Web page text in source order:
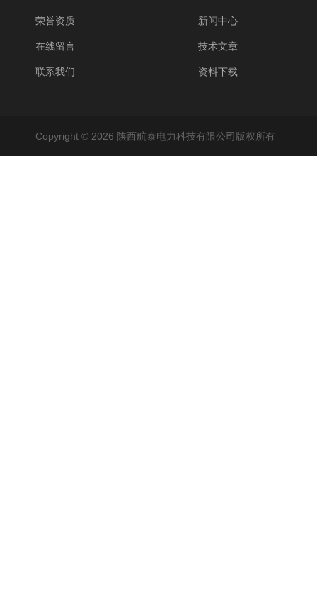
荣誉资质
在线留言
联系我们
新闻中心
技术文章
资料下载
Copyright © 2026 陕西航泰电力科技有限公司版权所有